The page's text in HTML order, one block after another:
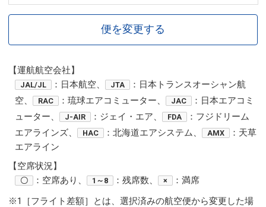
便を変更する
【運航航空会社】
JAL/JL ：日本航空、 JTA
：日本トランスオーシャン航
空、
RAC ：琉球エアコミューター、 JAC
：日本エアコミ
ューター、
J-AIR ：ジェイ・エア、 FDA
：フジドリーム
エアラインズ、
HAC ：北海道エアシステム、 AMX
：天草
エアライン
【空席状況】
〇 ：空席あり、 1～8 ：残席数、 ×
：満席
※1［フライト差額］とは、選択済みの航空便から変更した場